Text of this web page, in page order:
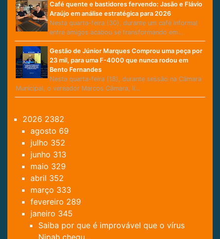
Café quente e bastidores fervendo: Jasão e Flávio
Araújo em análise estratégica para 2026
Nesta quarta-feira (30), durante um café informal
entre amigos acabou se transformando em…
Gestão de Júnior Marques Comprou uma peça por
23 mil, para uma F-4000 que nunca rodou em
Bento Fernandes
Nesta quarta-feira (18), durante sessão na Câmara
Municipal, o vereador Marcos Câmara, lí…
2026 2382
agosto 69
julho 352
junho 313
maio 329
abril 352
março 333
fevereiro 289
janeiro 345
Saiba por que é improvável que o vírus
Nipah chegu...